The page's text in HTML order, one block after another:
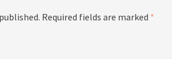
Required fields are marked *